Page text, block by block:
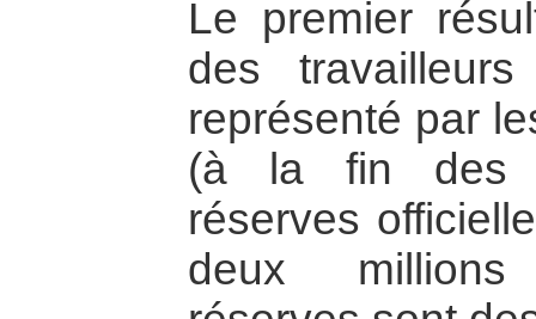
Le premier
des
représenté par
(à la fin des
réserves
deux millions